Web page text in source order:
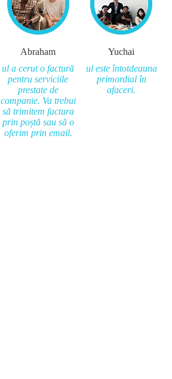
Abraham
ul a cerut o factură
pentru serviciile
prestate de
companie. Va trebui
să trimitem factura
prin poștă sau să o
oferim prin email.
Yuchai
ul este întotdeauna
primordial în
afaceri.